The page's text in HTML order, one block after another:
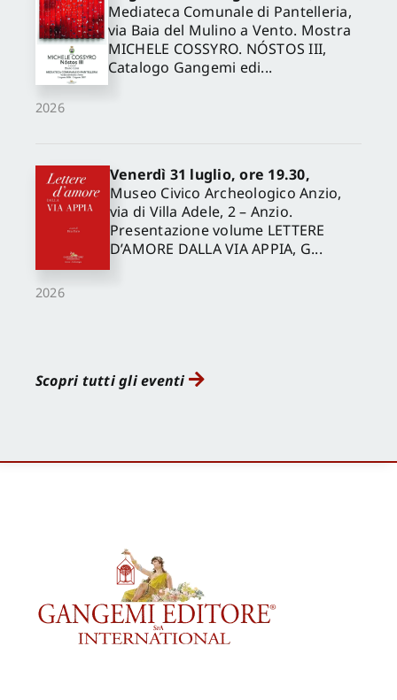
2026
Mediateca Comunale di Pantelleria,
via Baia del Mulino a Vento. Mostra
MICHELE COSSYRO. NÓSTOS III,
Catalogo Gangemi edi...
2026
Venerdì 31 luglio, ore 19.30,
Museo Civico Archeologico Anzio,
via di Villa Adele, 2 – Anzio.
Presentazione volume LETTERE
D’AMORE DALLA VIA APPIA, G...
Scopri tutti gli eventi